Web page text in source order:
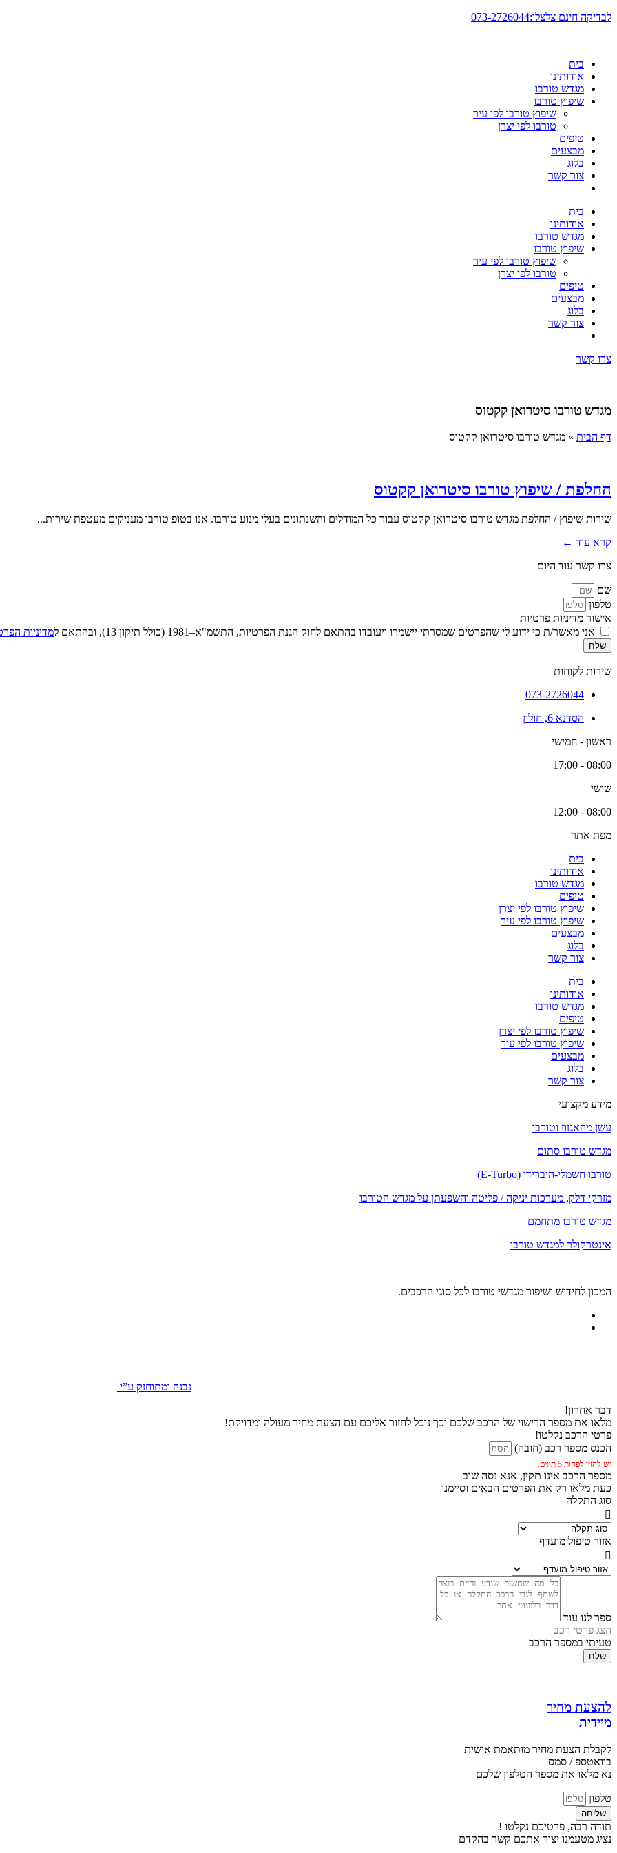
דלג
לבדיקה חינם צלצלו:073-2726044
בית
אודותינו
מגדש טורבו
שיפוץ טורבו
שיפוץ טורבו לפי עיר
טורבו לפי יצרן
טיפים
מבצעים
בלוג
צור קשר
בית
אודותינו
מגדש טורבו
שיפוץ טורבו
שיפוץ טורבו לפי עיר
טורבו לפי יצרן
טיפים
מבצעים
בלוג
צור קשר
צרו קשר
מגדש טורבו סיטרואן קקטוס
דף הבית » מגדש טורבו סיטרואן קקטוס
החלפת / שיפוץ טורבו סיטרואן קקטוס
שירות שיפוץ / החלפת מגדש טורבו סיטרואן קקטוס עבור כל המודלים והשנתונים בעלי מנוע טורבו. אנו בטופ טורבו מעניקים מעטפת שירות...
קרא עוד ←
צרו קשר עוד היום
שם
טלפון
אישור מדיניות פרטיות
אני מאשר/ת כי ידוע לי שהפרטים שמסרתי יישמרו ויעובדו בהתאם לחוק הגנת הפרטיות, התשמ"א–1981 (כולל תיקון 13), ובהתאם ל
מדיניות
שלח
שירות לקוחות
073-2726044
הסדנא 6, חולון
ראשון - חמישי
08:00 - 17:00
שישי
08:00 - 12:00
מפת אתר
בית
אודותינו
מגדש טורבו
טיפים
שיפוץ טורבו לפי יצרן
שיפוץ טורבו לפי עיר
מבצעים
בלוג
צור קשר
בית
אודותינו
מגדש טורבו
טיפים
שיפוץ טורבו לפי יצרן
שיפוץ טורבו לפי עיר
מבצעים
בלוג
צור קשר
מידע מקצועי
עשן מהאגזוז וטורבו
מגדש טורבו סתום
טורבו חשמלי-היברידי (E-Turbo)
מזרקי דלק, מערכות יניקה / פליטה והשפעתן על מגדש הטורבו
מגדש טורבו מתחמם
אינטרקולר למגדש טורבו
המכון לחידוש ושיפור מגדשי טורבו לכל סוגי הרכבים.
נבנה ומתוחזק ע”י
דבר אחרון!
מלאו את מספר הרישוי של הרכב שלכם וכך נוכל לחזור אליכם עם הצעת מחיר מעולה ומדויקת!
פרטי הרכב נקלטו!
הכנס מספר רכב (חובה)
יש להזין לפחות 5 תווים.
מספר הרכב אינו תקין, אנא נסה שוב
כעת מלאו רק את הפרטים הבאים וסיימנו
סוג התקלה
אזור טיפול מועדף
ספר לנו עוד
הצג פרטי רכב
טעיתי במספר הרכב
שלח
להצעת מחיר
מיידית
לקבלת הצעת מחיר מותאמת אישית
בוואטספ / סמס
נא מלאו את מספר הטלפון שלכם
טלפון
שליחה
תודה רבה, פרטיכם נקלטו !
נציג מטעמנו יצור אתכם קשר בהקדם